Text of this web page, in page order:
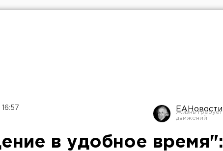
ЕАНовости
в удобное время":